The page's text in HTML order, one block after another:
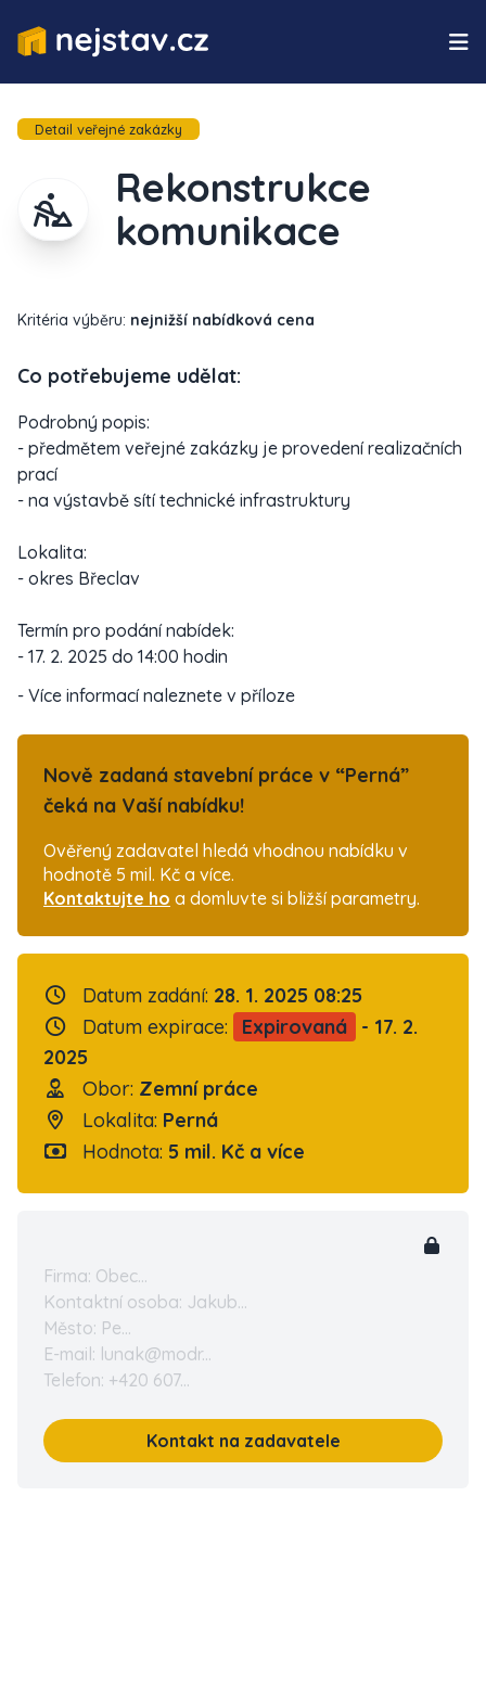
Detail veřejné zakázky
Rekonstrukce
komunikace
Kritéria výběru: nejnižší nabídková cena
Co potřebujeme udělat:
Podrobný popis:
- předmětem veřejné zakázky je provedení realizačních
prací
- na výstavbě sítí technické infrastruktury
Lokalita:
- okres Břeclav
Termín pro podání nabídek:
- 17. 2. 2025 do 14:00 hodin
- Více informací naleznete v příloze
Nově zadaná stavební práce v “Perná”
čeká na Vaší nabídku!
Ověřený zadavatel hledá vhodnou nabídku v
hodnotě 5 mil. Kč a více.
Kontaktujte ho a domluvte si bližší parametry.
Datum zadání: 28. 1. 2025 08:25
Datum expirace:
Expirovaná
- 17. 2.
2025
Obor: Zemní práce
Lokalita: Perná
Hodnota: 5 mil. Kč a více
Firma: Obec...
Kontaktní osoba: Jakub...
Město: Pe...
E-mail: lunak@modr...
Telefon: +420 607...
Kontakt na zadavatele